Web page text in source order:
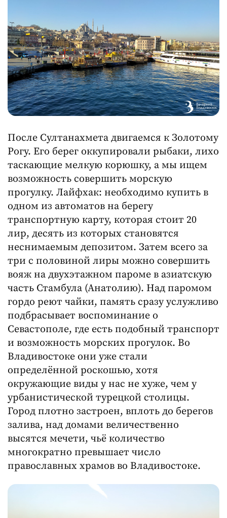
После Султанахмета двигаемся к Золотому
Рогу. Его берег оккупировали рыбаки, лихо
таскающие мелкую корюшку, а мы ищем
возможность совершить морскую
прогулку. Лайфхак: необходимо купить в
одном из автоматов на берегу
транспортную карту, которая стоит 20
лир, десять из которых становятся
неснимаемым депозитом. Затем всего за
три с половиной лиры можно совершить
вояж на двухэтажном пароме в азиатскую
часть Стамбула (Анатолию). Над паромом
гордо реют чайки, память сразу услужливо
подбрасывает воспоминание о
Севастополе, где есть подобный транспорт
и возможность морских прогулок. Во
Владивостоке они уже стали
определённой роскошью, хотя
окружающие виды у нас не хуже, чем у
урбанистической турецкой столицы.
Город плотно застроен, вплоть до берегов
залива, над домами величественно
высятся мечети, чьё количество
многократно превышает число
православных храмов во Владивостоке.